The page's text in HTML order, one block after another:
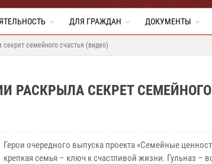
ДЛЯ ГРАЖДАН ДОКУМЕНТЫ
семейного счастья (видео)
РАСКРЫЛА СЕКРЕТ
Герои очередного выпуска проекта «Семейные
крепкая семья – ключ к счастливой жизни. Гульназ –